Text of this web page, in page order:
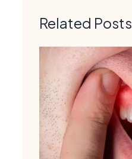
Related Posts